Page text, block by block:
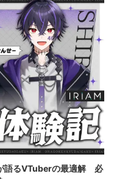
語るVTuberの最適解 必